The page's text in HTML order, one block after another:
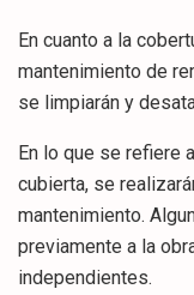
En cuanto a la
mantenimiento de
se limpiarán y
En lo que se refiere
cubierta, se
mantenimiento.
previamente a la
independientes.